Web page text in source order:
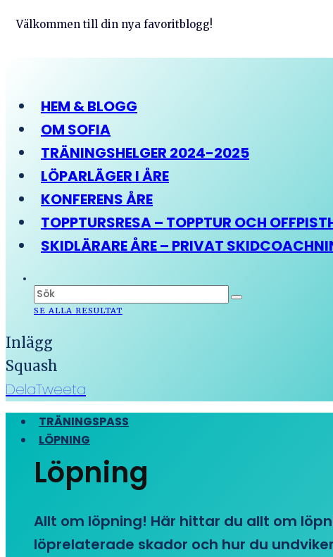
Välkommen till din nya favoritblogg!
HEM & BLOGG
OM SOFIA
TRÄNINGSHELGER 2024-2025
LÖPARLÄGER I ÅRE
KONFERENS ÅRE
TOPPTURSRESA – TOPPTUR OCH
SKIDLÄRARE ÅRE – PRIVAT
SE ALLA RESULTAT
Inlägg
Squash
DelaTweeta
TRÄNINGSPASS
LÖPNING
Löpning
Allt om löpning! Här hittar du allt om
löprelaterade skador och hur du